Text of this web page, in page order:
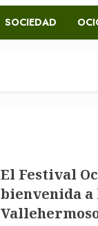
SOCIEDAD
El Festival
bienvenida a